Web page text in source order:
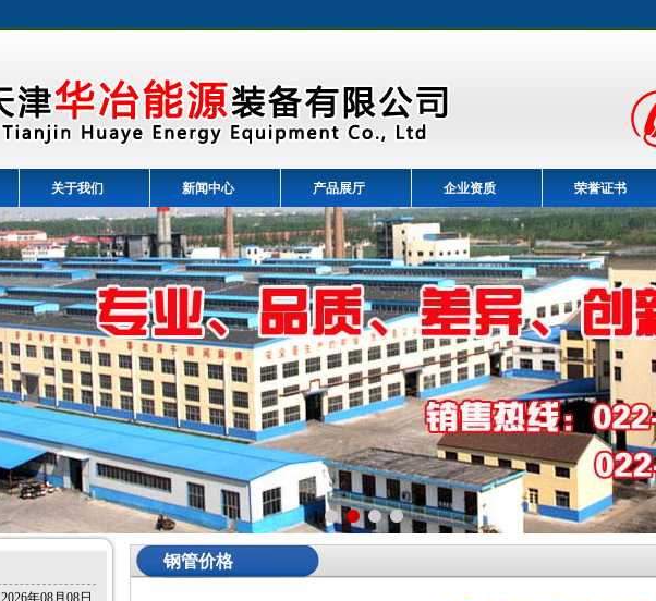
关于我们 新闻中心 产品展厅 企业资质 荣誉证书
2026年08月08日
钢管价格